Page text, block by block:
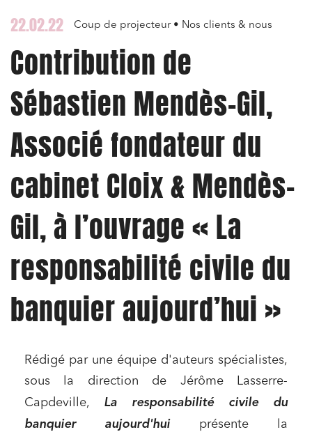
22.02.22 Coup de projecteur • Nos clients & nous
Contribution de
Sébastien Mendès-Gil,
Associé fondateur du
cabinet Cloix & Mendès-
Gil, à l’ouvrage « La
responsabilité civile du
banquier aujourd’hui »
Rédigé par une équipe d'auteurs spécialistes,
sous la direction de Jérôme Lasserre-
Capdeville, La responsabilité civile du
banquier aujourd'hui
présente la